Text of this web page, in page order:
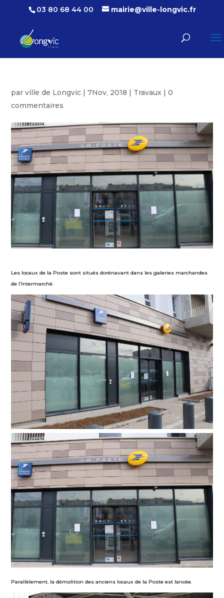
03 80 68 44 00 mairie@ville-longvic.fr
parville de Longvic |7Nov, 2018 | Travaux |0
commentaires
Les locaux de la Poste sont situés dorénavant dans les galeries marchandes
de l’Intermarché.
Parallèlement, la démolition des anciens locaux de la Poste est lancée.